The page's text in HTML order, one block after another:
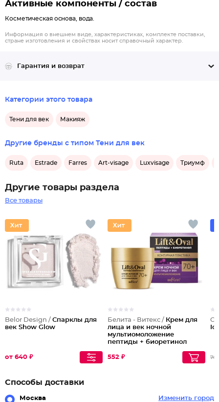
Активные компоненты / состав
Косметическая основа, вода.
Информация о внешнем виде, характеристиках, комплекте поставки,
стране изготовления и свойствах носит справочный характер.
Гарантия и возврат
Категории этого товара
Тени для век Макияж
Другие бренды с типом Тени для век
Ruta Estrade Farres Art-visage Luxvisage Триумф
Другие товары раздела
Все товары
Belor Design / Спарклы для
век Show Glow
от 640 ₽
Белита - Витекс / Крем для
лица и век ночной
мультиомоложение
пептиды + биоретинол
552 ₽
768
Способы доставки
Москва
Изменить город